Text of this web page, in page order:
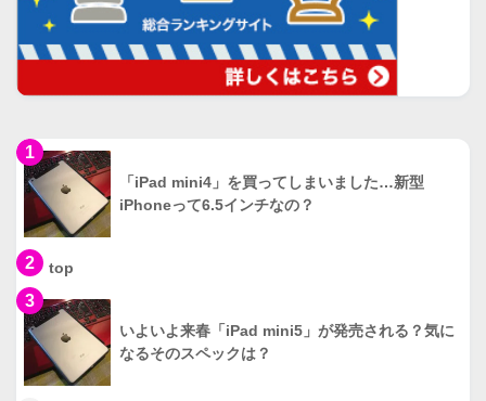
1
「iPad mini4」を買ってしまいました…新型
iPhoneって6.5インチなの？
2 top
3
いよいよ来春「iPad mini5」が発売される？気に
なるそのスペックは？